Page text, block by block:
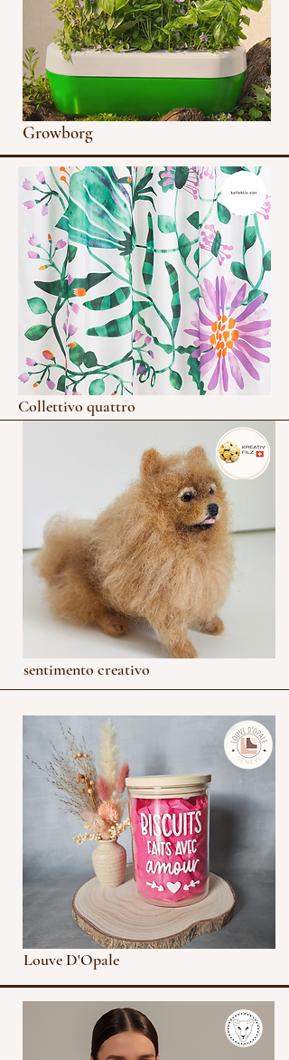
Growborg
Collettivo quattro
sentimento creativo
Louve D'Opale